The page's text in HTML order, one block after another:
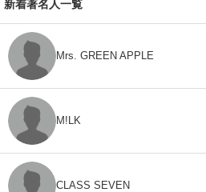
新着著名人一覧
Mrs. GREEN APPLE
M!LK
CLASS SEVEN